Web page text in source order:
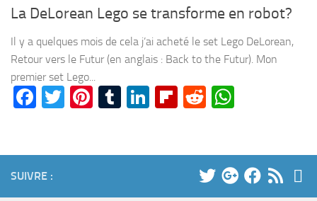
La DeLorean Lego se transforme en robot?
Il y a quelques mois de cela j’ai acheté le set Lego DeLorean,
Retour vers le Futur (en anglais : Back to the Futur). Mon
premier set Lego...
Facebook
TwitterPinterest
TumblrLinkedIn
Flipboard
Reddit
SUIVRE :